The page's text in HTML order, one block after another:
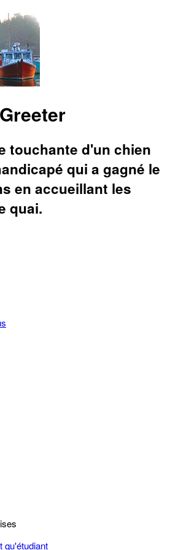
touchante d'un chien
qui a gagné le
en accueillant les
quai.
qu'étudiant